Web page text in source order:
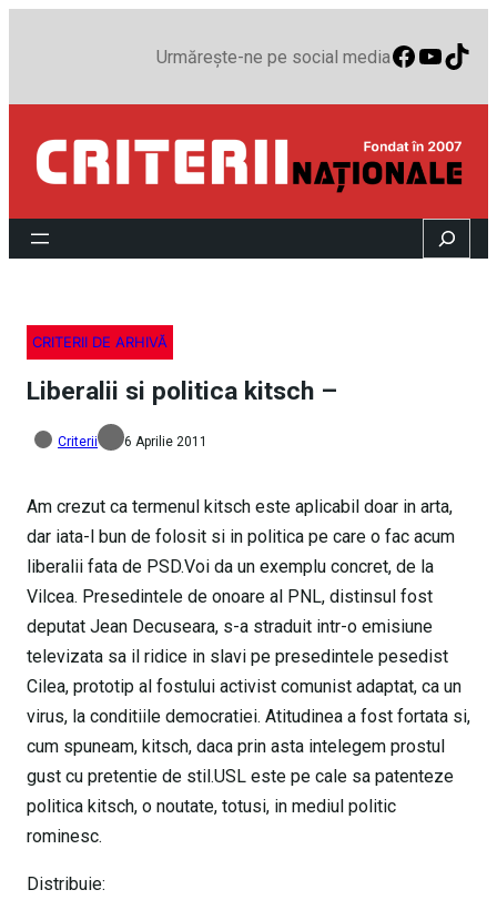
Urmărește-ne pe social media
Search
CRITERII DE ARHIVĂ
Liberalii si politica kitsch –
Criterii 6 Aprilie 2011
Am crezut ca termenul kitsch este aplicabil doar in arta,
dar iata-l bun de folosit si in politica pe care o fac acum
liberalii fata de PSD.Voi da un exemplu concret, de la
Vilcea. Presedintele de onoare al PNL, distinsul fost
deputat Jean Decuseara, s-a straduit intr-o emisiune
televizata sa il ridice in slavi pe presedintele pesedist
Cilea, prototip al fostului activist comunist adaptat, ca un
virus, la conditiile democratiei. Atitudinea a fost fortata si,
cum spuneam, kitsch, daca prin asta intelegem prostul
gust cu pretentie de stil.USL este pe cale sa patenteze
politica kitsch, o noutate, totusi, in mediul politic
rominesc.
Distribuie: